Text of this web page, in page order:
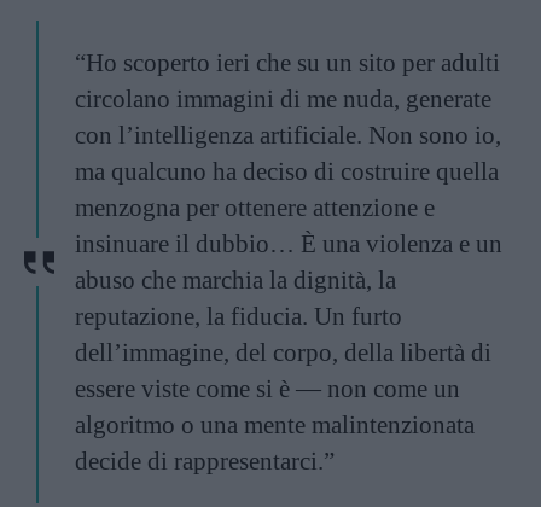
“Ho scoperto ieri che su un sito per adulti
circolano immagini di me nuda, generate
con l’intelligenza artificiale. Non sono io,
ma qualcuno ha deciso di costruire quella
menzogna per ottenere attenzione e
insinuare il dubbio… È una violenza e un
abuso che marchia la dignità, la
reputazione, la fiducia. Un furto
dell’immagine, del corpo, della libertà di
essere viste come si è — non come un
algoritmo o una mente malintenzionata
decide di rappresentarci.”